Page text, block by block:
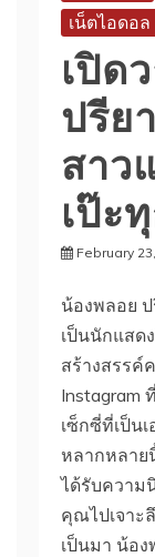
เน็ตไอดอล
เปิด
ปรีย
สาว
เป๊ะ
February
น้องพลอย
เป็นนักแสด
สร้างสรรค์
Instagram
เซ็กซี่ที่เป็น
หลากหลาย
ได้รับความ
คุณไปเจาะ
เป็นมา น้อ